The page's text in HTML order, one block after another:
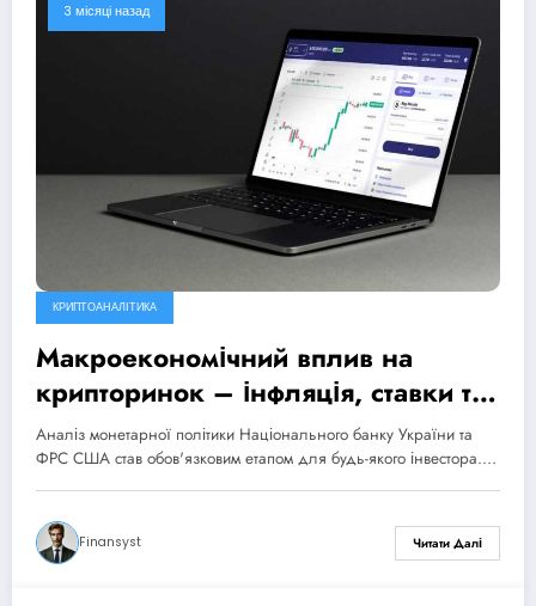
3 місяці назад
КРИПТОАНАЛІТИКА
Макроекономічний вплив на
крипторинок – інфляція, ставки та
регулювання
Аналіз монетарної політики Національного банку України та
ФРС США став обов'язковим етапом для будь-якого інвестора.…
Finansyst Читати Далі